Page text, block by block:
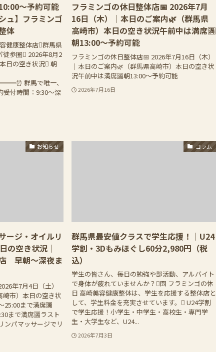
〜予約可能
ュ】フラミンゴ
体
健康整体店群馬県
歩圏 2026年8月2
日の空き状況 朝
群馬で唯一、
受付時間：9:30〜深
フラミンゴの休日整体店📅 2026年7月
16日（木）｜本日のご案内🌿（群馬県
高崎市）本日の空き状況午前中は満席🈵
朝13:00〜予約可能
フラミンゴの休日整体店📅 2026年7月16日（木）
｜本日のご案内🌿（群馬県高崎市）本日の空き状
況午前中は満席🈵朝13:00〜予約可能
2026年7月16日
お知らせ
ージ・オイルリ
の空き状況｜
早朝〜深夜ま
年7月4日（土）
崎市）本日の空き状
25:00まで満席🈵
まで満席🈵ラスト
ンパマッサージでリ
コラム
群馬県最安値クラスで学生応援！｜U24
学割・3Dもみほぐし60分2,980円（税
込）
学生の皆さん、毎日の勉強や部活動、アルバイト
で身体が疲れていませんか？囹 フラミンゴの休
日 高崎美容健康整体は、学生を応援する整体店と
して、学生料金を充実させています。 U24学割
で学生応援！小学生・中学生・高校生・専門学
生・大学生など、U24...
2026年7月3日